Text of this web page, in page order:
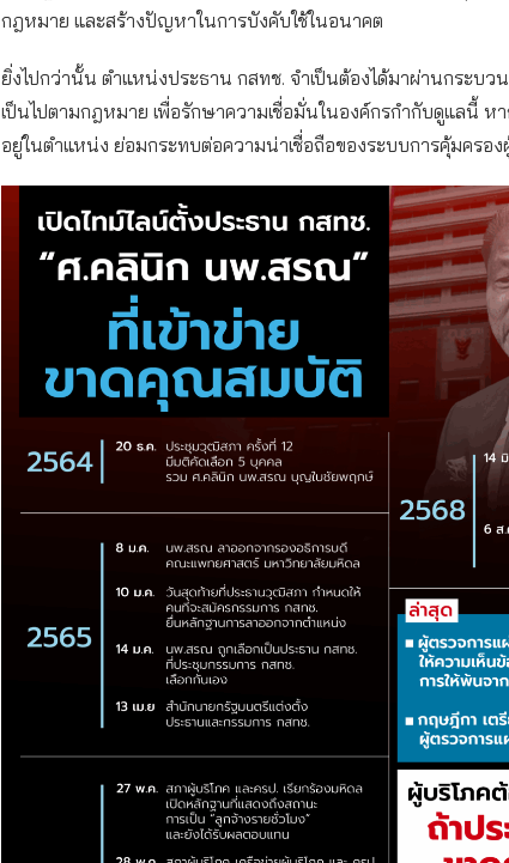
กฎหมาย และสร้างปัญหาในการบังคับใช้ในอนาคต
ยิ่งไปกว่านั้น ตำแหน่งประธาน กสทช. จำเป็นต้องได้มาผ่านกระบว
เป็นไปตามกฎหมาย เพื่อรักษาความเชื่อมั่นในองค์กรกำกับดูแลนี้
อยู่ในตำแหน่ง ย่อมกระทบต่อความน่าเชื่อถือของระบบการคุ้มครอง